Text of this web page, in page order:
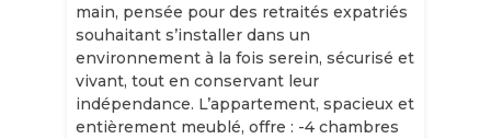
main, pensée pour des retraités expatriés
souhaitant s’installer dans un
environnement à la fois serein, sécurisé et
vivant, tout en conservant leur
indépendance. L’appartement, spacieux et
entièrement meublé, offre : -4 chambres